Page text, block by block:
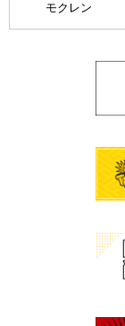
モクレン